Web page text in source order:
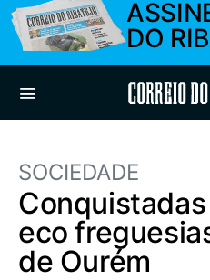
DO
Correio
SOCIEDADE
eco
de Ourém